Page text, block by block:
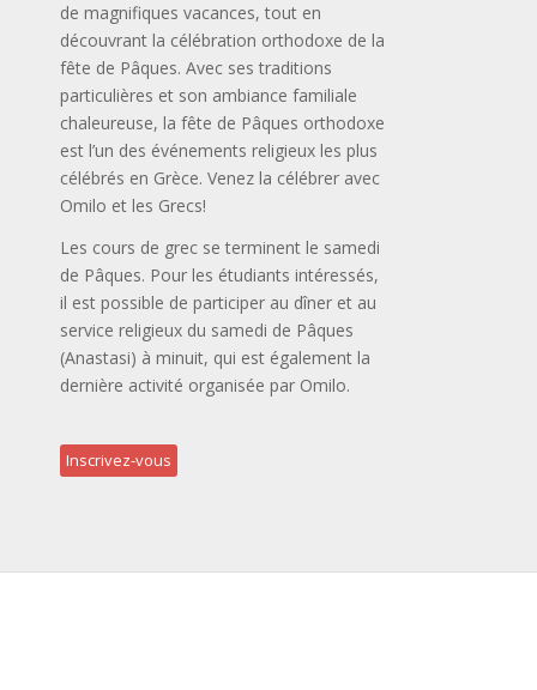
de magnifiques vacances, tout en
découvrant la célébration orthodoxe de la
fête de Pâques. Avec ses traditions
particulières et son ambiance familiale
chaleureuse, la fête de Pâques orthodoxe
est l’un des événements religieux les plus
célébrés en Grèce. Venez la célébrer avec
Omilo et les Grecs!
Les cours de grec se terminent le samedi
de Pâques. Pour les étudiants intéressés,
il est possible de participer au dîner et au
service religieux du samedi de Pâques
(Anastasi) à minuit, qui est également la
dernière activité organisée par Omilo.
Inscrivez-vous